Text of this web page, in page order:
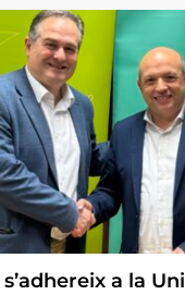
a la